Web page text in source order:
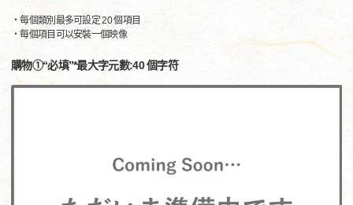
・每個類別最多可設定 20 個項目
・每個項目可以安裝一個映像
購物①“必填”*最大字元數:40 個字符